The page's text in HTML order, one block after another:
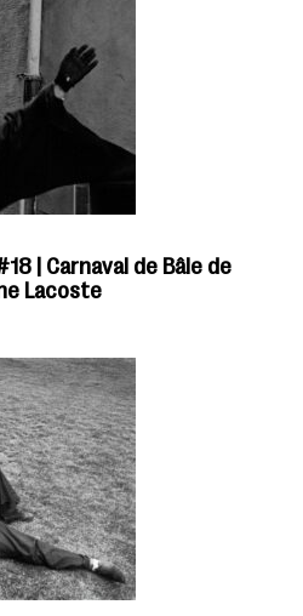
| Carnaval de Bâle de
Lacoste